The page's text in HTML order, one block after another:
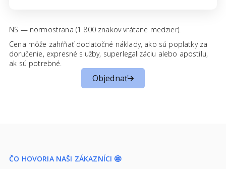
NS — normostrana (1 800 znakov vrátane medzier).
Cena môže zahŕňať dodatočné náklady, ako sú poplatky za
doručenie, expresné služby, superlegalizáciu alebo apostilu,
ak sú potrebné.
Objednať
ČO HOVORIA NAŠI ZÁKAZNÍCI 🤩